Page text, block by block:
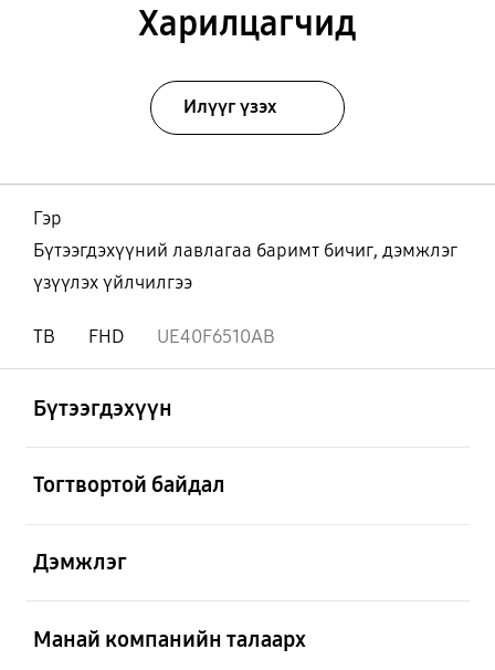
Харилцагчид
Илүүг үзэх
Гэр
Бүтээгдэхүүний лавлагаа баримт бичиг, дэмжлэг
үзүүлэх үйлчилгээ
ТВ FHD UE40F6510AB
Бүтээгдэхүүн
Тогтвортой байдал
Дэмжлэг
Манай компанийн талаарх